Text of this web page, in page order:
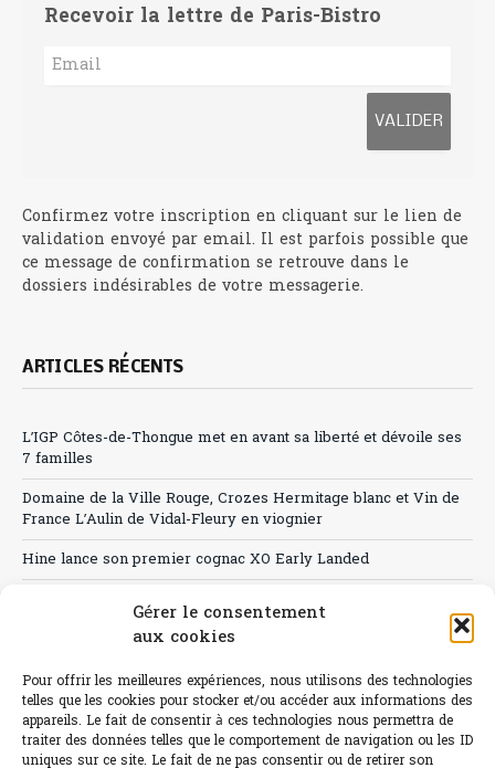
Gérer le consentement
aux cookies
Pour offrir les meilleures expériences, nous utilisons des technologies
telles que les cookies pour stocker et/ou accéder aux informations des
appareils. Le fait de consentir à ces technologies nous permettra de
traiter des données telles que le comportement de navigation ou les ID
uniques sur ce site. Le fait de ne pas consentir ou de retirer son
Recevoir la lettre de Paris-Bistro
Confirmez votre inscription en cliquant sur le lien de
validation envoyé par email. Il est parfois possible que
ce message de confirmation se retrouve dans le
dossiers indésirables de votre messagerie.
ARTICLES RÉCENTS
L’IGP Côtes-de-Thongue met en avant sa liberté et dévoile ses
7 familles
Domaine de la Ville Rouge, Crozes Hermitage blanc et Vin de
France L’Aulin de Vidal-Fleury en viognier
Hine lance son premier cognac XO Early Landed
Canicule : A quand le CHR à « l’heure espagnole » ?
Sélection de rosés 2026